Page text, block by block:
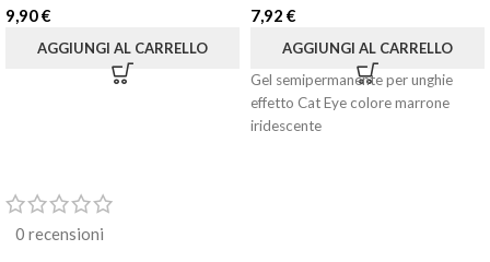
9,90€
AGGIUNGI AL CARRELLO
7,92 €
AGGIUNGI AL CARRELLO
Gel semipermanente per unghie
effetto Cat Eye colore marrone
iridescente
0 recensioni